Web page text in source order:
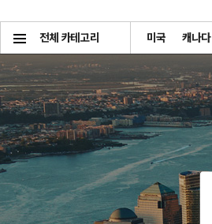
전체 카테고리 미국 캐나다